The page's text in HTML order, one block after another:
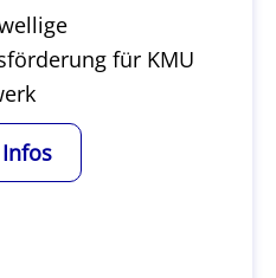
für KMU